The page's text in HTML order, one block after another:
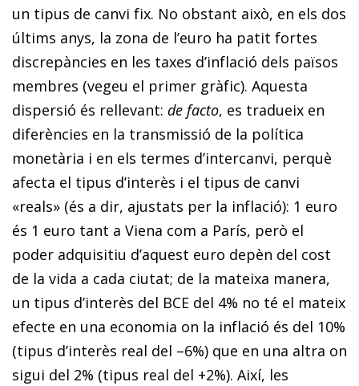
un tipus de canvi fix. No obstant això, en els dos
últims anys, la zona de l’euro ha patit fortes
discrepàncies en les taxes d’inflació dels països
membres (vegeu el primer gràfic). Aquesta
dispersió és rellevant: de facto, es tradueix en
diferències en la transmissió de la política
monetària i en els termes d’intercanvi, perquè
afecta el tipus d’interès i el tipus de canvi
«reals» (és a dir, ajustats per la inflació): 1 euro
és 1 euro tant a Viena com a París, però el
poder adquisitiu d’aquest euro depèn del cost
de la vida a cada ciutat; de la mateixa manera,
un tipus d’interès del BCE del 4% no té el mateix
efecte en una economia on la inflació és del 10%
(tipus d’interès real del –6%) que en una altra on
sigui del 2% (tipus real del +2%). Així, les